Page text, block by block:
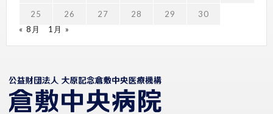
25 26 27 28 29
30
« 8月
1月 »